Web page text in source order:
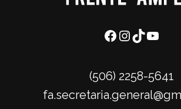
(506) 2258-5641